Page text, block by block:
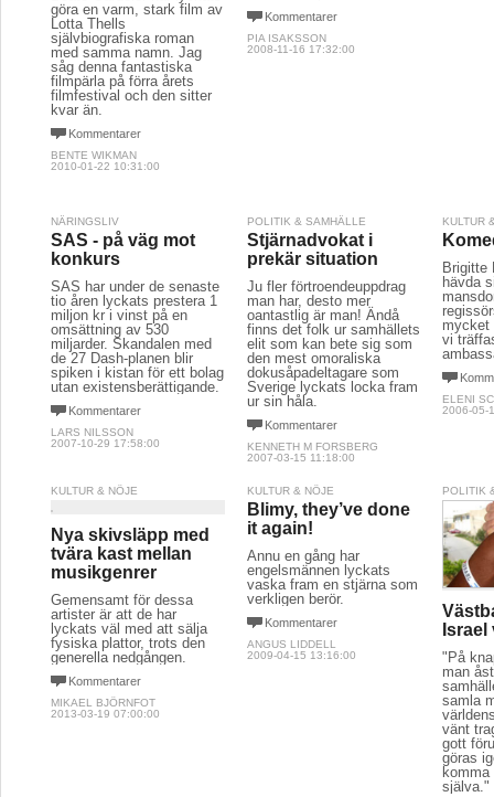
göra en varm, stark film av
Lotta Thells
självbiografiska roman
med samma namn. Jag
såg denna fantastiska
filmpärla på förra årets
filmfestival och den sitter
kvar än.
Kommentarer
BENTE WIKMAN
2010-01-22 10:31:00
Kommentarer
PIA ISAKSSON
2008-11-16 17:32:00
NÄRINGSLIV
SAS - på väg mot
konkurs
SAS har under de senaste
tio åren lyckats prestera 1
miljon kr i vinst på en
omsättning av 530
miljarder. Skandalen med
de 27 Dash-planen blir
spiken i kistan för ett bolag
utan existensberättigande.
Kommentarer
LARS NILSSON
2007-10-29 17:58:00
POLITIK & SAMHÄLLE
Stjärnadvokat i
prekär situation
Ju fler förtroendeuppdrag
man har, desto mer
oantastlig är man! Ändå
finns det folk ur samhällets
elit som kan bete sig som
den mest omoraliska
dokusåpadeltagare som
Sverige lyckats locka fram
ur sin håla.
Kommentarer
KENNETH M FORSBERG
2007-03-15 11:18:00
KULTUR
Brigitte
hävda
mycket
vi
ELENI
2006-05-
KULTUR & NÖJE
Nya skivsläpp med
tvära kast mellan
musikgenrer
Gemensamt för dessa
artister är att de har
lyckats väl med att sälja
fysiska plattor, trots den
generella nedgången.
Kommentarer
MIKAEL BJÖRNFOT
2013-03-19 07:00:00
KULTUR & NÖJE
Blimy, they’ve done
it again!
Ännu en gång har
engelsmännen lyckats
vaska fram en stjärna som
verkligen berör.
Kommentarer
ANGUS LIDDELL
2009-04-15 13:16:00
POLITIK
Israel
"På
man
samla
vänt
gott
göras
komma
själva."